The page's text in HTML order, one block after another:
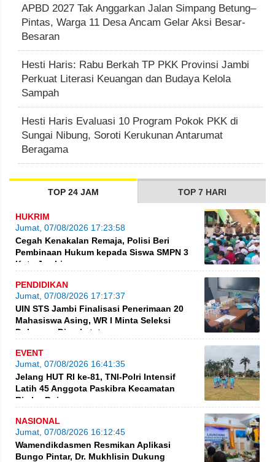
APBD 2027 Tak Anggarkan Jalan Simpang Betung–
Pintas, Warga 11 Desa Ancam Gelar Aksi Besar-
Besaran
Hesti Haris: Rabu Berkah TP PKK Provinsi Jambi
Perkuat Literasi Keuangan dan Budaya Kelola
Sampah
Hesti Haris Evaluasi 10 Program Pokok PKK di
Sungai Nibung, Soroti Kerukunan Antarumat
Beragama
TOP 24 JAM TOP 7 HARI
HUKRIM
Jumat, 07/08/2026 17:23:58
Cegah Kenakalan Remaja, Polisi Beri
Pembinaan Hukum kepada Siswa SMPN 3
Kota Jambi
PENDIDIKAN
Jumat, 07/08/2026 17:17:37
UIN STS Jambi Finalisasi Penerimaan 20
Mahasiswa Asing, WR I Minta Seleksi
Dokumen Diperketat
EVENT
Jumat, 07/08/2026 16:41:35
Jelang HUT RI ke-81, TNI-Polri Intensif
Latih 45 Anggota Paskibra Kecamatan
Rimbo Bujang
NASIONAL
Jumat, 07/08/2026 16:12:45
Wamendikdasmen Resmikan Aplikasi
Bungo Pintar, Dr. Mukhlisin Dukung